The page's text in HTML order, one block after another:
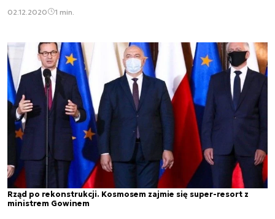
02.12.2020 1 min.
Rząd po rekonstrukcji. Kosmosem zajmie się super-resort z
ministrem Gowinem